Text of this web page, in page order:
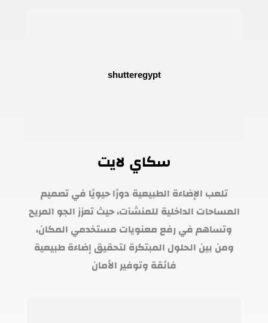
سكاي لايت
تلعب الإضاءة الطبيعية دورًا حيويًا في تصميم
المساحات الداخلية للمنشآت، حيث تعزز الجو المريح
وتساهم في رفع معنويات مستخدمي المكان،
ومن بين الحلول المبتكرة لتحقيق إضاءة طبيعية
فائقة وتوفير الأمان